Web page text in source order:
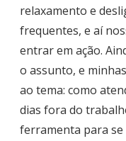
relaxamento e
frequentes, e aí
entrar em ação.
o assunto, e
ao tema: como
dias fora do
ferramenta para